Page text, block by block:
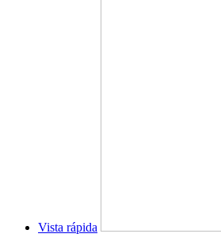
Vista rápida